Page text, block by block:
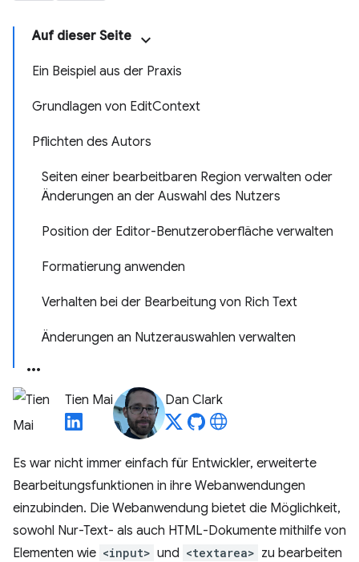
Auf dieser Seite
Ein Beispiel aus der Praxis
Grundlagen von EditContext
Pflichten des Autors
Seiten einer bearbeitbaren Region verwalten oder
Änderungen an der Auswahl des Nutzers
Position der Editor-Benutzeroberfläche verwalten
Formatierung anwenden
Verhalten bei der Bearbeitung von Rich Text
Änderungen an Nutzerauswahlen verwalten
Tien Mai Dan Clark
Es war nicht immer einfach für Entwickler, erweiterte
Bearbeitungsfunktionen in ihre Webanwendungen
einzubinden. Die Webanwendung bietet die Möglichkeit,
sowohl Nur-Text- als auch HTML-Dokumente mithilfe von
Elementen wie <input> und <textarea> zu bearbeiten